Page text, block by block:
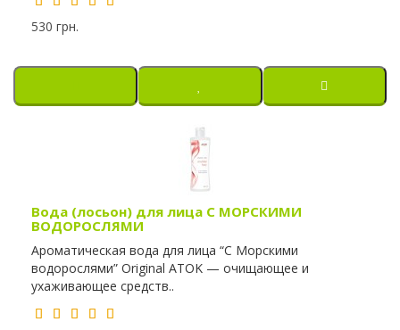
530 грн.
Вода (лосьон) для лица С МОРСКИМИ
ВОДОРОСЛЯМИ
Ароматическая вода для лица “С Морскими
водорослями” Original ATOK — очищающее и
ухаживающее средств..